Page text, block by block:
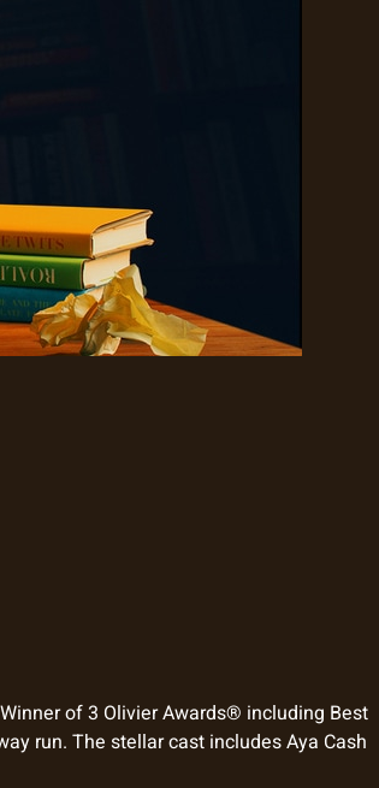
of 3 Olivier Awards® including Best
run. The stellar cast includes Aya Cash